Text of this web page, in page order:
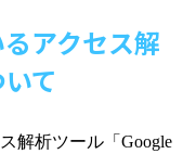
アクセス解
て
解析ツール「 Google